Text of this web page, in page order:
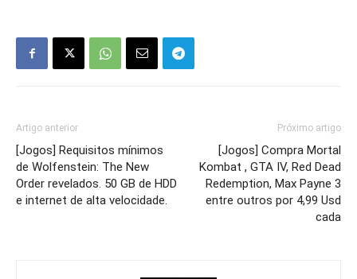
Artigo anterior
[Jogos] Requisitos mínimos
de Wolfenstein: The New
Order revelados. 50 GB de HDD
e internet de alta velocidade.
Próximo artigo
[Jogos] Compra Mortal
Kombat , GTA IV, Red Dead
Redemption, Max Payne 3
entre outros por 4,99 Usd
cada